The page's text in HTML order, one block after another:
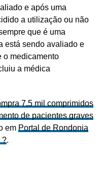
e após uma
a utilização ou não
que é uma
está sendo avaliado e
o medicamento
a médica
7,5 mil comprimidos
de pacientes graves
em Portal de Rondonia
?.